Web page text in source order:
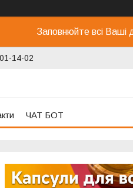
Заповнюйте всі Ваші
14-02
ЧАТ БОТ